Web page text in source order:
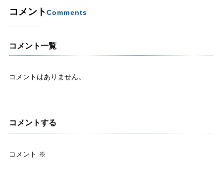
コメントComments
コメント一覧
コメントはありません。
コメントする
コメント ※